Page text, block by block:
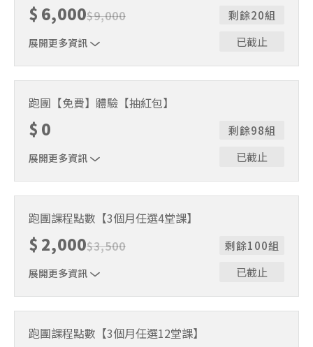
$ 6,000$9,000
展開更多資訊
剩餘20組
已截止
跑團【免費】體驗【抽紅包】
$ 0
展開更多資訊
剩餘98組
已截止
預約。
跑團課程點數【3個月任選4堂課】
$ 2,000$3,500
展開更多資訊
剩餘100組
已截止
跑團課程點數【3個月任選12堂課】